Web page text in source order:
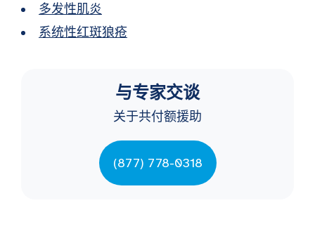
多发性肌炎
系统性红斑狼疮
与专家交谈
关于共付额援助
(877) 778-0318